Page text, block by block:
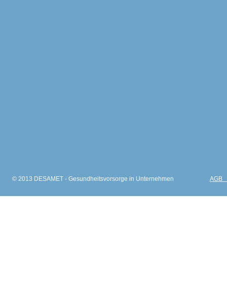
© 2013 DESAMET - Gesundheitsvorsorge in Unternehmen AGB